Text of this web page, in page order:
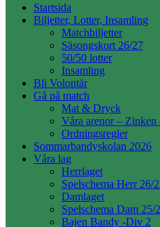
Startsida
Biljetter, Lotter, Insamling
Matchbiljetter
Säsongskort 26/27
50/50 lotter
Insamling
Bli Volontär
Gå på match
Mat & Dryck
Våra arenor –
Ordningsregler
Sommarbandyskolan 2026
Våra lag
Herrlaget
Spelschema Herr 26/
Damlaget
Spelschema Dam 25/
Bajen Bandy -Div 2